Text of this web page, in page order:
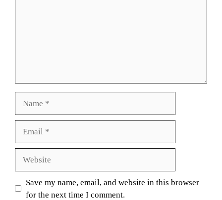
Save my name, email, and website in this browser
for the next time I comment.